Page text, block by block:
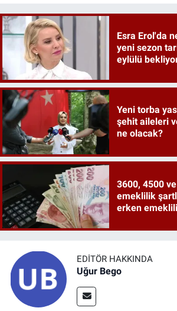
Esra Erol'da
yeni sezon
eylülü
Yeni torba
şehit aileleri
ne olacak?
3600, 4500
emeklilik
erken
EDITÖR HAKKINDA
Uğur Bego